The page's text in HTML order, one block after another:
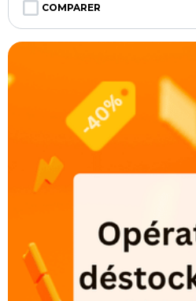
COMPARER